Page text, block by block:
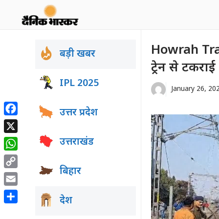
Howrah
ट्रेन से
January 26,
बड़ी खबर
IPL 2025
उत्तर प्रदेश
उत्तराखंड
बिहार
देश
Facebook
X
WhatsApp
Copy
Link
Email